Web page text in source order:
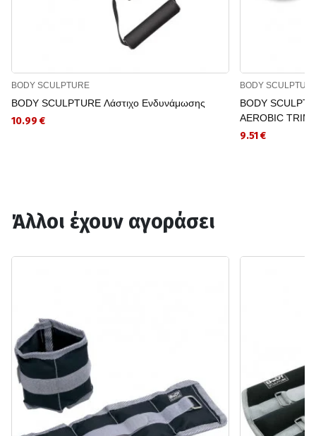
BODY SCULPTURE
BODY SCULPTURE Λάστιχο Ενδυνάμωσης
10.99 €
BODY
BODY
AEROBIC TRIM
9.51 €
Άλλοι έχουν αγοράσει